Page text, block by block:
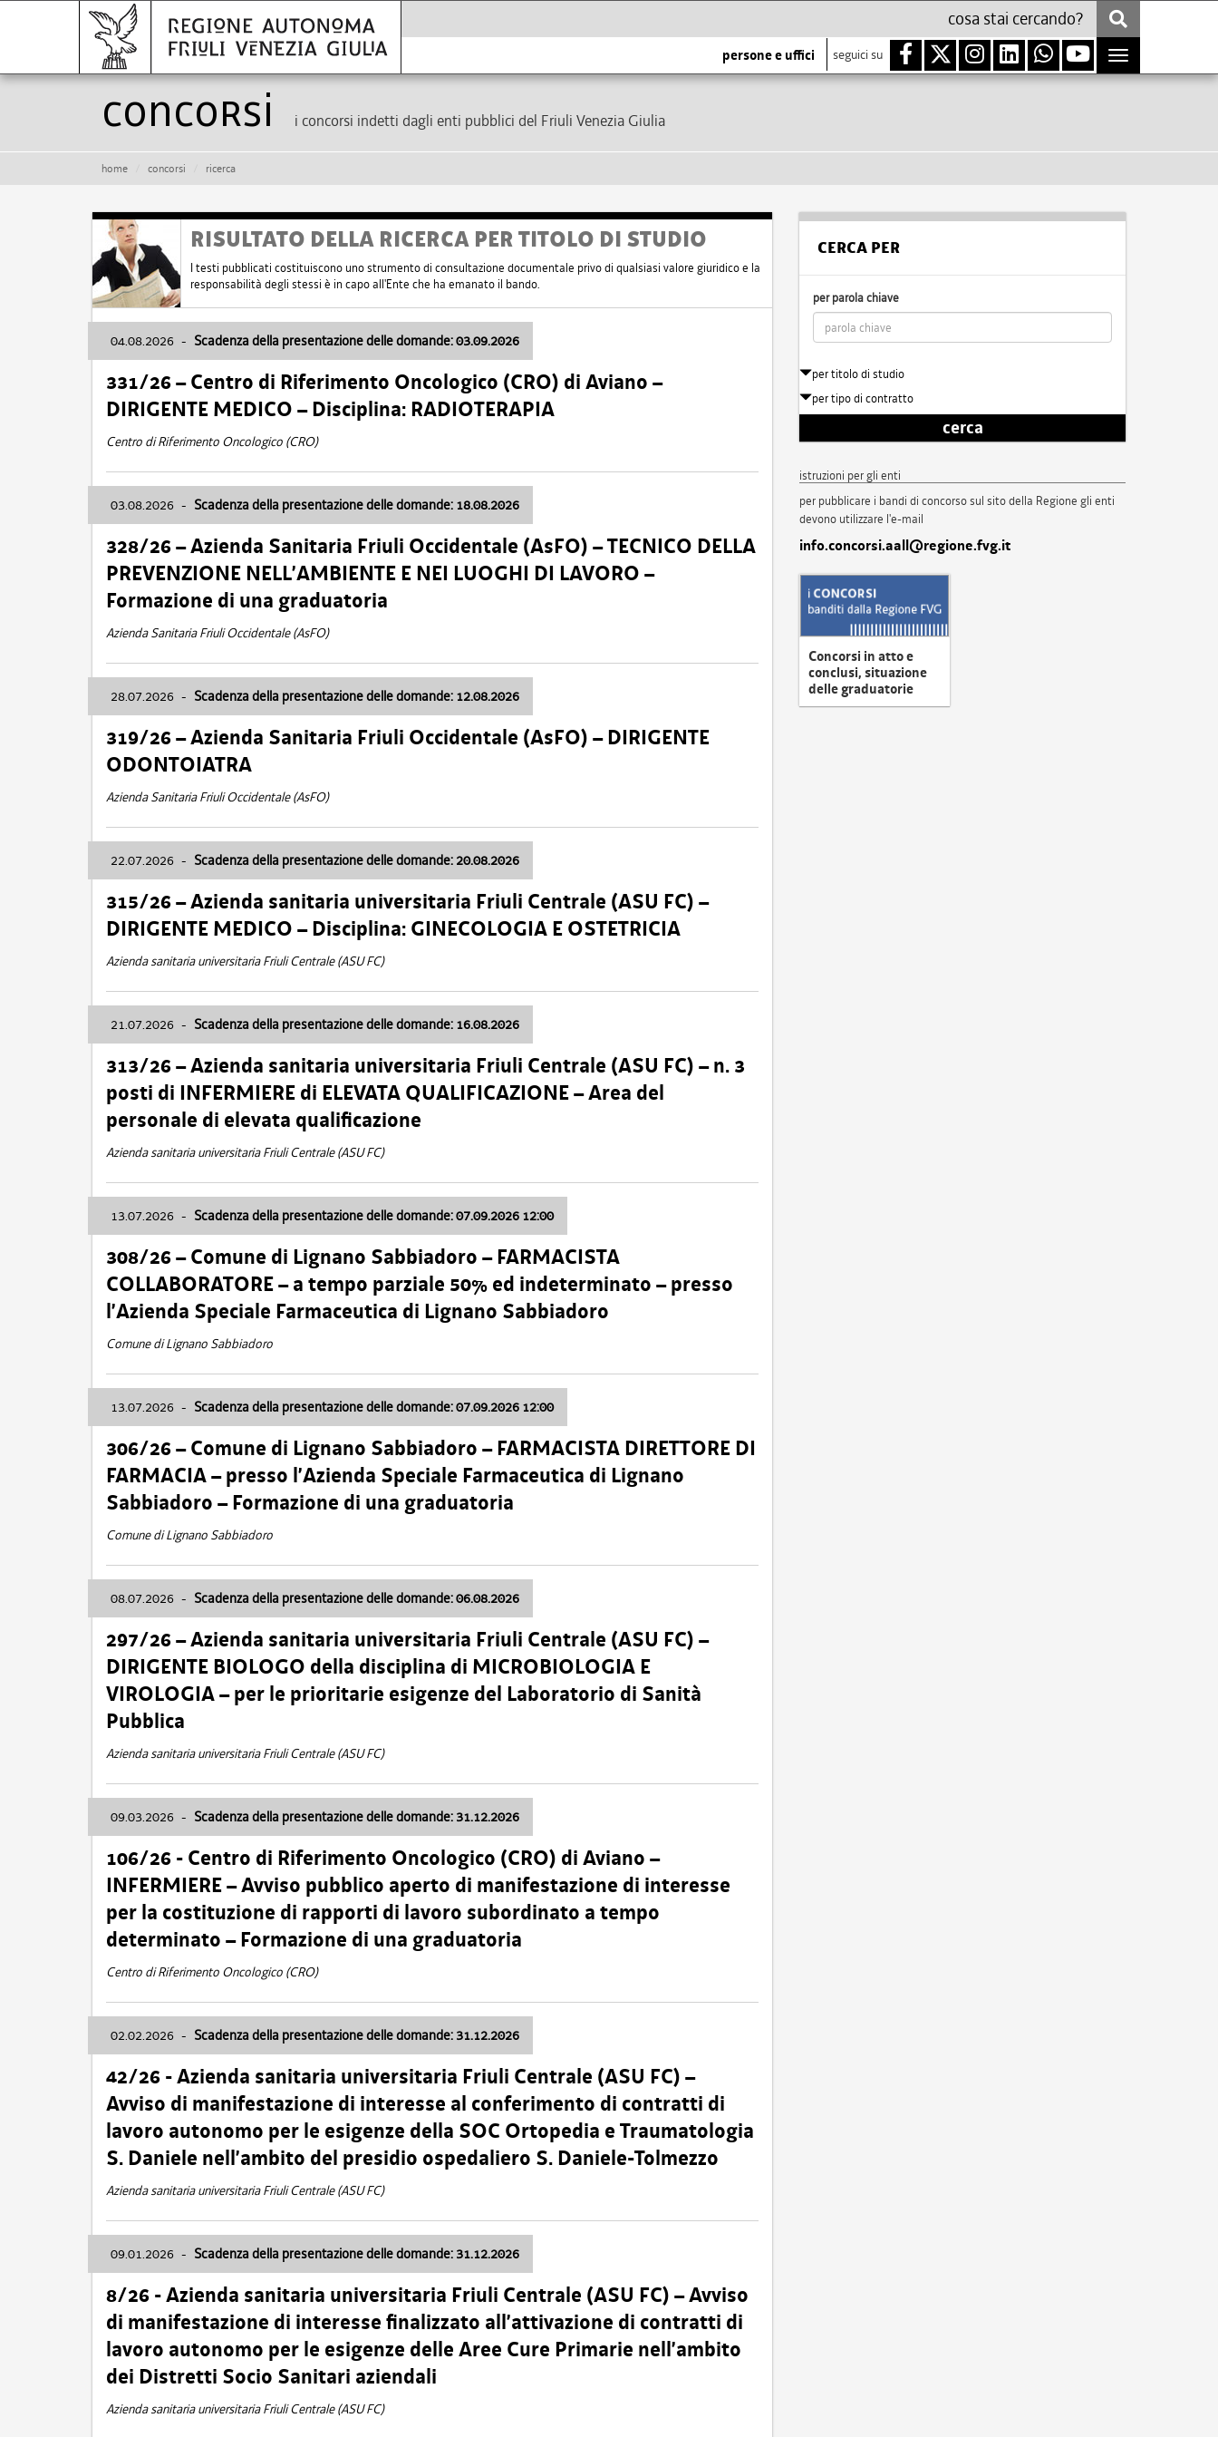
persone e uffici seguici su
Toggle
navigation
Concorsi i concorsi indetti dagli enti pubblici del Friuli Venezia Giulia
home concorsi ricerca
RISULTATO DELLA RICERCA PER TITOLO DI STUDIO
I testi pubblicati costituiscono uno strumento di consultazione documentale privo di qualsiasi valore giuridico e la
responsabilità degli stessi è in capo all'Ente che ha emanato il bando.
04.08.2026 - Scadenza della presentazione delle domande: 03.09.2026
331/26 – Centro di Riferimento Oncologico (CRO) di Aviano –
DIRIGENTE MEDICO – Disciplina: RADIOTERAPIA
Centro di Riferimento Oncologico (CRO)
03.08.2026 - Scadenza della presentazione delle domande: 18.08.2026
328/26 – Azienda Sanitaria Friuli Occidentale (AsFO) – TECNICO DELLA
PREVENZIONE NELL’AMBIENTE E NEI LUOGHI DI LAVORO –
Formazione di una graduatoria
Azienda Sanitaria Friuli Occidentale (AsFO)
28.07.2026 - Scadenza della presentazione delle domande: 12.08.2026
319/26 – Azienda Sanitaria Friuli Occidentale (AsFO) – DIRIGENTE
ODONTOIATRA
Azienda Sanitaria Friuli Occidentale (AsFO)
22.07.2026 - Scadenza della presentazione delle domande: 20.08.2026
315/26 – Azienda sanitaria universitaria Friuli Centrale (ASU FC) –
DIRIGENTE MEDICO – Disciplina: GINECOLOGIA E OSTETRICIA
Azienda sanitaria universitaria Friuli Centrale (ASU FC)
21.07.2026 - Scadenza della presentazione delle domande: 16.08.2026
313/26 – Azienda sanitaria universitaria Friuli Centrale (ASU FC) – n. 3
posti di INFERMIERE di ELEVATA QUALIFICAZIONE – Area del
personale di elevata qualificazione
Azienda sanitaria universitaria Friuli Centrale (ASU FC)
13.07.2026 - Scadenza della presentazione delle domande: 07.09.2026 12:00
308/26 – Comune di Lignano Sabbiadoro – FARMACISTA
COLLABORATORE – a tempo parziale 50% ed indeterminato – presso
l’Azienda Speciale Farmaceutica di Lignano Sabbiadoro
Comune di Lignano Sabbiadoro
13.07.2026 - Scadenza della presentazione delle domande: 07.09.2026 12:00
306/26 – Comune di Lignano Sabbiadoro – FARMACISTA DIRETTORE DI
FARMACIA – presso l’Azienda Speciale Farmaceutica di Lignano
Sabbiadoro – Formazione di una graduatoria
Comune di Lignano Sabbiadoro
08.07.2026 - Scadenza della presentazione delle domande: 06.08.2026
297/26 – Azienda sanitaria universitaria Friuli Centrale (ASU FC) –
DIRIGENTE BIOLOGO della disciplina di MICROBIOLOGIA E
VIROLOGIA – per le prioritarie esigenze del Laboratorio di Sanità
Pubblica
Azienda sanitaria universitaria Friuli Centrale (ASU FC)
09.03.2026 - Scadenza della presentazione delle domande: 31.12.2026
106/26 - Centro di Riferimento Oncologico (CRO) di Aviano –
INFERMIERE – Avviso pubblico aperto di manifestazione di interesse
per la costituzione di rapporti di lavoro subordinato a tempo
determinato – Formazione di una graduatoria
Centro di Riferimento Oncologico (CRO)
02.02.2026 - Scadenza della presentazione delle domande: 31.12.2026
42/26 - Azienda sanitaria universitaria Friuli Centrale (ASU FC) –
Avviso di manifestazione di interesse al conferimento di contratti di
lavoro autonomo per le esigenze della SOC Ortopedia e Traumatologia
S. Daniele nell’ambito del presidio ospedaliero S. Daniele-Tolmezzo
Azienda sanitaria universitaria Friuli Centrale (ASU FC)
09.01.2026 - Scadenza della presentazione delle domande: 31.12.2026
8/26 - Azienda sanitaria universitaria Friuli Centrale (ASU FC) – Avviso
di manifestazione di interesse finalizzato all’attivazione di contratti di
lavoro autonomo per le esigenze delle Aree Cure Primarie nell’ambito
dei Distretti Socio Sanitari aziendali
Azienda sanitaria universitaria Friuli Centrale (ASU FC)
CERCA PER
per parola chiave
per titolo di studio
per tipo di contratto
cerca
istruzioni per gli enti
per pubblicare i bandi di concorso sul sito della Regione gli enti
devono utilizzare l'e-mail
info.concorsi.aall@regione.fvg.it
Concorsi in atto e
conclusi, situazione
delle graduatorie